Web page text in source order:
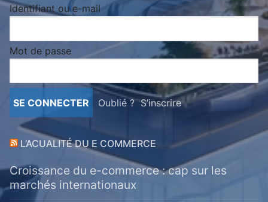
Identifiant ou e-mail
Mot de passe
Oublié ? S’inscrire
L’ACUALITÉ DU E COMMERCE
Croissance du e-commerce : cap sur les
marchés internationaux